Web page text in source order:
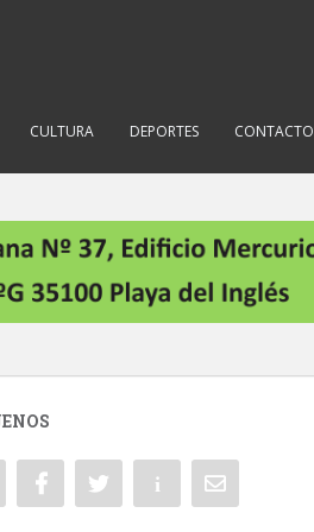
CULTURA DEPORTES CONTACTO